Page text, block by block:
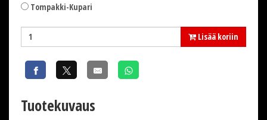
Tompakki-Kupari
Lisää koriin
Tuotekuvaus